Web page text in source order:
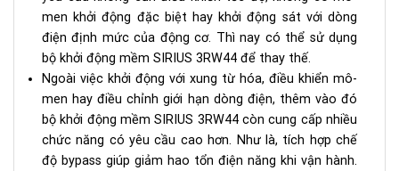
men khởi động đặc biệt hay khởi động sát với dòng
điện định mức của động cơ. Thì nay có thể sử dụng
bộ khởi động mềm SIRIUS 3RW44 để thay thế.
Ngoài việc khởi động với xung từ hóa, điều khiển mô-
men hay điều chỉnh giới hạn dòng điện, thêm vào đó
bộ khởi động mềm SIRIUS 3RW44 còn cung cấp nhiều
chức năng có yêu cầu cao hơn. Như là, tích hợp chế
độ bypass giúp giảm hao tổn điện năng khi vận hành.